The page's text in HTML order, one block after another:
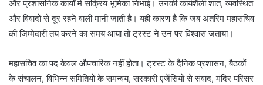
और प्रशासनिक कार्यों में सक्रिय भूमिका निभाई। उनकी कार्यशैली शांत, व्यवस्थित
और विवादों से दूर रहने वाली मानी जाती है। यही कारण है कि जब अंतरिम महासचिव
की जिम्मेदारी तय करने का समय आया तो ट्रस्ट ने उन पर विश्वास जताया।
महासचिव का पद केवल औपचारिक नहीं होता। ट्रस्ट के दैनिक प्रशासन, बैठकों
के संचालन, विभिन्न समितियों के समन्वय, सरकारी एजेंसियों से संवाद, मंदिर परिसर